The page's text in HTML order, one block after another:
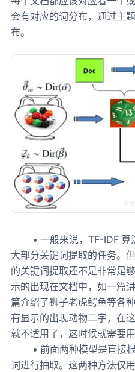
会有对应的词分布，通过主
布。
• 一般来说，TF-IDF 算
大部分关键词提取的任务。
的关键词提取还不是非常足
示的出现在文档中，如一篇
篇介绍了狮子老虎鳄鱼等各
有显示的出现动物二字，在
就不适用了，这时候就需要用
• 前面两种模型是直接根
词进行抽取。这两种方法仅